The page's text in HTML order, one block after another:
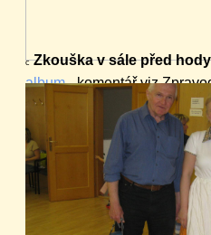
album- komentář viz
cZkouška v sále před hody